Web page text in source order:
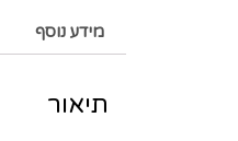
מידע נוסף
תיאור